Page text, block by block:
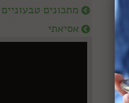
מתכונים טבעוניים
אסיאתי